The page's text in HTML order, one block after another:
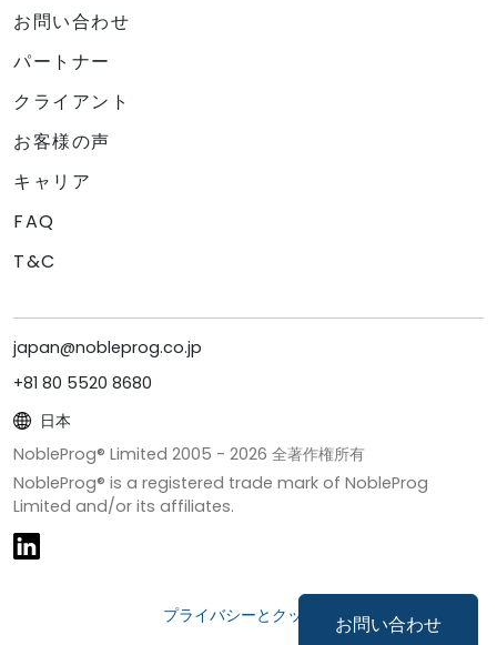
お問い合わせ
お問い合わせ
パートナー
クライアント
お客様の声
キャリア
FAQ
T&C
japan@nobleprog.co.jp
+81 80 5520 8680
日本
NobleProg® Limited 2005 - 2026 全著作権所有
NobleProg® is a registered trade mark of NobleProg
Limited and/or its affiliates.
プライバシーとクッキー